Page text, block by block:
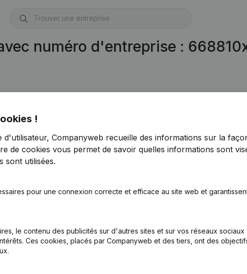
numéro d'entreprise :
!
Companyweb recueille des informations sur la
de cookies vous permet de savoir quelles informations sont
sont utilisées.
pour une connexion correcte et efficace au site web et
le contenu des publicités sur d'autres sites et sur vos réseaux sociaux
Ces cookies, placés par Companyweb et des tiers, ont des